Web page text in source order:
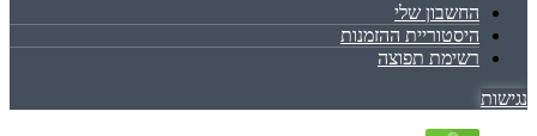
החשבון שלי
היסטוריית ההזמנות
רשימת תפוצה
נגישות